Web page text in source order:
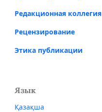
Редакционная коллегия
Рецензирование
Этика публикации
Язык
Қазақша